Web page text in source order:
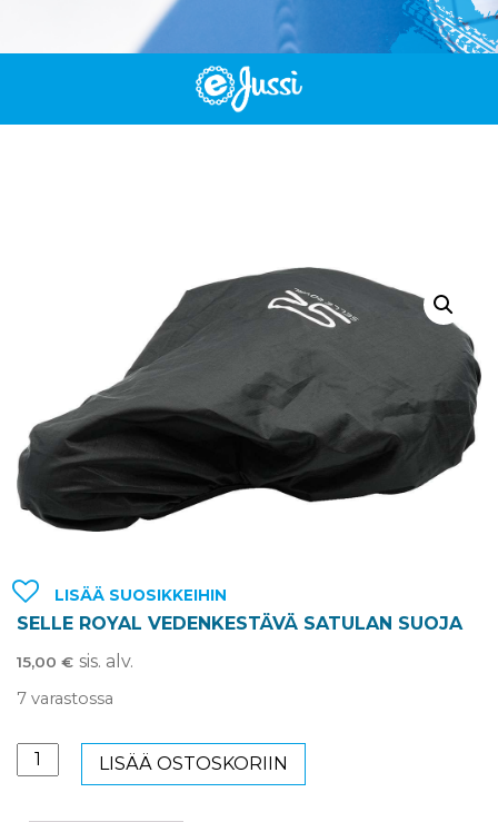
LISÄÄ SUOSIKKEIHIN
SELLE ROYAL VEDENKESTÄVÄ SATULAN SUOJA
15,00 € sis. alv.
7 varastossa
SELLE
ROYAL
LISÄÄ OSTOSKORIIN